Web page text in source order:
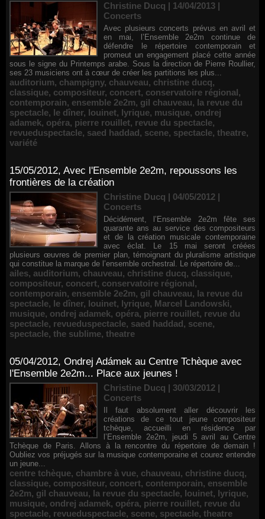
Christine Ducq | 14/04/2013 |
Concerts
Avec plusieurs concerts prévus en avril et
en mai, l’Ensemble 2e2m continue de
défendre le répertoire contemporain et
promeut un engagement placé cette année
sous le signe du Printemps arabe. Sous la direction de Pierre Roullier,
ses 23 musiciens ont à cœur de créer les partitions les plus...
auditorium, champigny, chauveau, christine ducq,
classique, compositeur, concert, conservatoire régional,
contemporain, ensemble 2e2m, gil chauveau, la revue du
spectacle, le dîner, louinet, lyrique, musique, ondrej
adamek, opéra, pierre rouillet, revue du spectacle,
revueduspectacle, saed haddad, scene, spectacle, theatre,
variété
15/05/2012, Avec l'Ensemble 2e2m, repoussons les
frontières de la création
Christine Ducq | 04/05/2012 |
Concerts
Décidément, l’Ensemble 2e2m fête ses
quarante ans au service des compositeurs
et de la création musicale contemporaine
avec éclat. Le 15 mai seront créées
plusieurs œuvres de premier plan, témoignant du pluralisme artistique
qui constitue la marque de l’ensemble orchestral. Le répertoire de...
ailes, auditorium, chauveau, christine ducq, classique,
compositeur, concert, conservatoire régional,
contemporain, ensemble 2e2m, gil chauveau, la revue du
spectacle, le dîner, louinet, lyrique, Marcel Landowski,
musique, ondrej adamek, opéra, pierre rouillet, revue du
spectacle, revueduspectacle, saed haddad, scene,
spectacle, the sublime, theatre
05/04/2012, Ondrej Adámek au Centre Tchèque avec
l'Ensemble 2e2m... Place aux jeunes !
Christine Ducq | 30/03/2012 |
Concerts
Il faut absolument aller découvrir les
créations de ce tout jeune compositeur
tchèque, accueilli en résidence par
l’Ensemble 2e2m, jeudi 5 avril au Centre
Tchèque de Paris. Allons à la rencontre du répertoire de demain !
Oubliez vos préjugés sur la musique contemporaine et courez entendre
un jeune...
centre tchèque, chambre à vue, chauveau, christine ducq,
classique, compositeur, concert, contemporain, ensemble
2e2m, gil chauveau, la revue du spectacle, louinet, lyrique,
musique, ondrej adamek, opéra, pierre rouillet, revue du
spectacle, revueduspectacle, scene, spectacle, theatre